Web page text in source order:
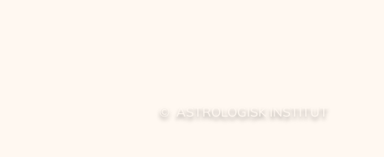
© ASTROLOGISK INSTITUT